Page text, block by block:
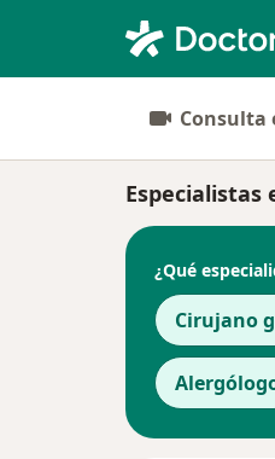
Consulta
Especialistas
¿Qué
Cirujano